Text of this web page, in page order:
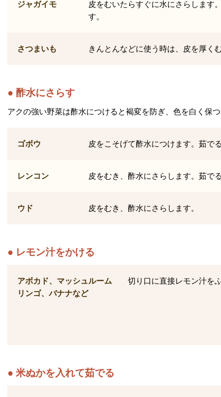
ジャガイモ
皮をむいたらすぐに水にさらします
す。
さつまいも きんとんなどに使う時は、皮を厚く
酢水にさらす
アクの強い野菜は酢水につけると褐変を防ぎ、色を白く保
ゴボウ 皮をこそげて酢水につけます。茹で
レンコン 皮をむき、酢水にさらします。茹で
ウド 皮をむき、酢水にさらします。
レモン汁をかける
アボカド、マッシュルーム
リンゴ、バナナなど
切り口に直接レモン汁を
米ぬかを入れて茹でる